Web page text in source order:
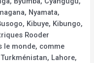
Nyamata,
Kibuye, Kibungo,
Rooder
le monde, comme
Turkménistan, Lahore,